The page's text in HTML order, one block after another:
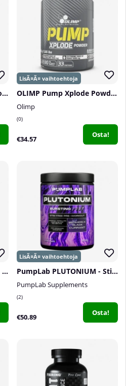
Swedish Supplements Bloody Pump, 300 g OLIMP Pump Xplode Powder, 300 g
Olimp
0
€34.57 Osta!
Elit Nutrition Super Pump, 300 g PumpLab PLUTONIUM - Stim Free PWO, 550 g
PumpLab Supplements
2
€50.89 Osta!